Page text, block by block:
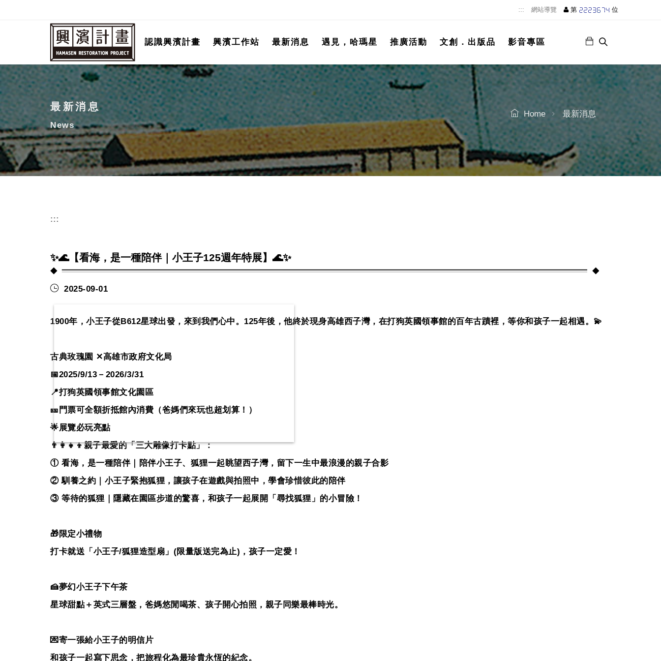
容
::: 網站導覽 第 位
認識興濱計畫 興濱工作站 最新消息 遇見，哈瑪星 推廣活動 文創．出版品 影音專區
最新消息
News
Home 最新消息
:::
✨🌊【看海，是一種陪伴｜小王子125週年特展】🌊✨
2025-09-01
1900年，小王子從B612星球出發，來到我們心中。 125年後，他終於現身高雄西子灣，在打狗英國領事館的百年古蹟裡，等你和孩子一起相遇。 💫
古典玫瑰園 ✕高雄市政府文化局
📅2025/9/13 － 2026/3/31
📍打狗英國領事館文化園區
🎫 門票可全額折抵館內消費（爸媽們來玩也超划算！）
🌟展覽必玩亮點
👨‍👩‍👧‍👦親子最愛的「三大雕像打卡點」：
① 看海，是一種陪伴｜陪伴小王子、狐狸一起眺望西子灣，留下一生中最浪漫的親子合影
② 馴養之約｜小王子緊抱狐狸，讓孩子在遊戲與拍照中，學會珍惜彼此的陪伴
③ 等待的狐狸｜隱藏在園區步道的驚喜，和孩子一起展開「尋找狐狸」的小冒險！
🎁 限定小禮物
打卡就送「小王子/狐狸造型扇」 (限量版送完為止) ，孩子一定愛！
🍰夢幻小王子下午茶
星球甜點＋英式三層盤，爸媽悠閒喝茶、孩子開心拍照，親子同樂最棒時光。
💌寄一張給小王子的明信片
和孩子一起寫下思念，把旅程化為最珍貴永恆的紀念。